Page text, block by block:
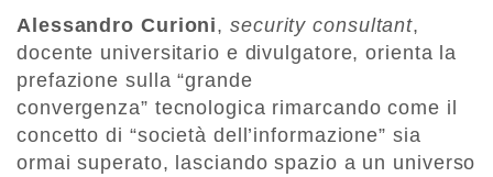
Alessandro Curioni,security consultant,
docente universitario e divulgatore, orienta la
prefazione sulla “grande
convergenza” tecnologica rimarcando come il
concetto di “società dell’informazione” sia
ormai superato, lasciando spazio a un universo